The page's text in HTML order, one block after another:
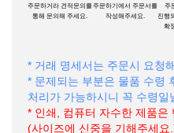
주문하거라 견적문의를
통해 문의해 주세요.
주문하기에서 주문서를
작성해주세요.
주
진행
확
* 거래 명세서는 주문시 요청
* 문제되는 부분은 물품 수령
처리가 가능하시니 꼭 수령일
* 인쇄, 컴퓨터 자수한 제품은
(사이즈에 신중을 기해주세요